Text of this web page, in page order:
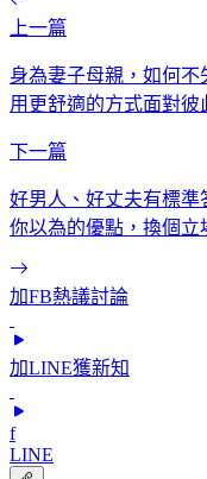
上一篇
身為妻子母親，如何不
用更舒適的方式面對彼
下一篇
好男人、好丈夫有標準
你以為的優點，換個立
加FB熱議討論
加LINE獲新知
f
LINE